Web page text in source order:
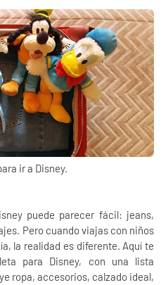
ir a Disney.
puede parecer fácil: jeans,
Pero cuando viajas con niños
la realidad es diferente. Aquí te
para Disney, con una lista
ropa, accesorios, calzado ideal,